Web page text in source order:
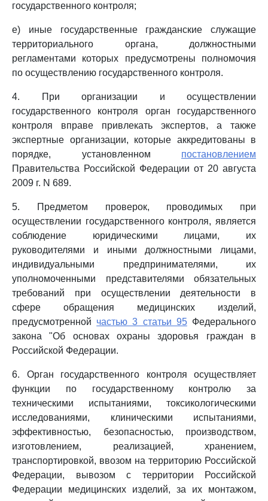
государственного контроля;
е) иные государственные гражданские служащие
территориального органа, должностными
регламентами которых предусмотрены полномочия
по осуществлению государственного контроля.
4. При организации и осуществлении
государственного контроля орган государственного
контроля вправе привлекать экспертов, а также
экспертные организации, которые аккредитованы в
порядке, установленном постановлением
Правительства Российской Федерации от 20 августа
2009 г. N 689.
5. Предметом проверок, проводимых при
осуществлении государственного контроля, является
соблюдение юридическими лицами, их
руководителями и иными должностными лицами,
индивидуальными предпринимателями, их
уполномоченными представителями обязательных
требований при осуществлении деятельности в
сфере обращения медицинских изделий,
предусмотренной частью 3 статьи 95Федерального
закона "Об основах охраны здоровья граждан в
Российской Федерации.
6. Орган государственного контроля осуществляет
функции по государственному контролю за
техническими испытаниями, токсикологическими
исследованиями, клиническими испытаниями,
эффективностью, безопасностью, производством,
изготовлением, реализацией, хранением,
транспортировкой, ввозом на территорию Российской
Федерации, вывозом с территории Российской
Федерации медицинских изделий, за их монтажом,